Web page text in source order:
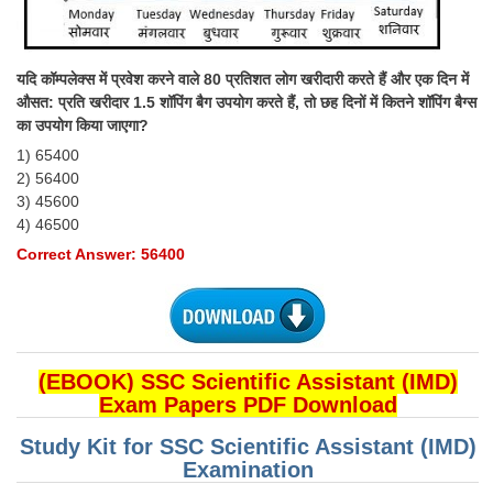
यदि कॉम्पलेक्स में प्रवेश करने वाले 80 प्रतिशत लोग खरीदारी करते हैं और एक दिन में
औसत: प्रति खरीदार 1.5 शॉपिंग बैग उपयोग करते हैं, तो छह दिनों में कितने शॉपिंग बैग्स
का उपयोग किया जाएगा?
1) 65400
2) 56400
3) 45600
4) 46500
Correct Answer: 56400
(EBOOK) SSC Scientific Assistant (IMD)
Exam Papers PDF Download
Study Kit for SSC Scientific Assistant (IMD)
Examination